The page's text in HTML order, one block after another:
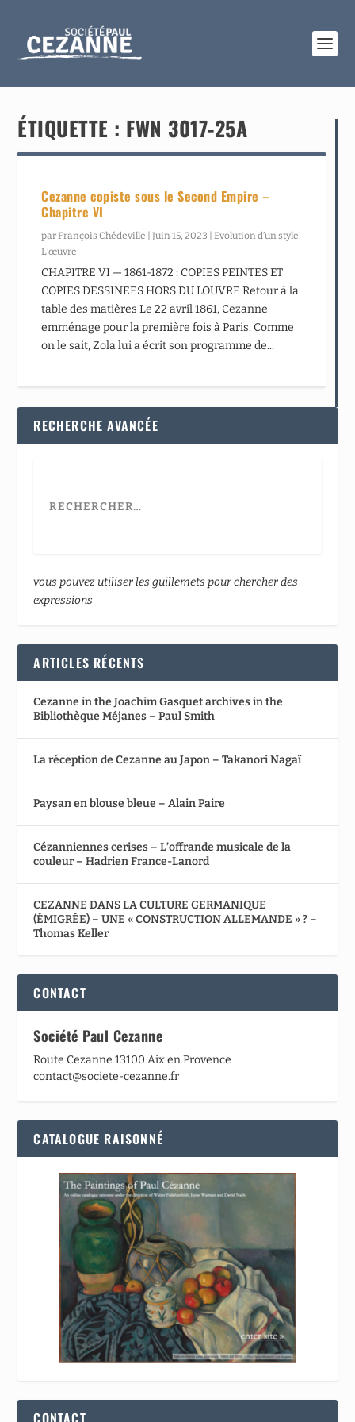
ÉTIQUETTE : FWN 3017-25A
Cezanne copiste sous le Second Empire –
Chapitre VI
parFrançois Chédeville |Juin 15, 2023 |Evolution d’un style,
L’œuvre
CHAPITRE VI — 1861-1872 : COPIES PEINTES ET
COPIES DESSINEES HORS DU LOUVRE Retour à la
table des matières Le 22 avril 1861, Cezanne
emménage pour la première fois à Paris. Comme
on le sait, Zola lui a écrit son programme de...
RECHERCHE AVANCÉE
vous pouvez utiliser les guillemets pour chercher des
expressions
ARTICLES RÉCENTS
Cezanne in the Joachim Gasquet archives in the
Bibliothèque Méjanes – Paul Smith
La réception de Cezanne au Japon – Takanori Nagaï
Paysan en blouse bleue – Alain Paire
Cézanniennes cerises – L’offrande musicale de la
couleur – Hadrien France-Lanord
CEZANNE DANS LA CULTURE GERMANIQUE
(ÉMIGRÉE) – UNE « CONSTRUCTION ALLEMANDE » ? –
Thomas Keller
CONTACT
Société Paul Cezanne
Route Cezanne 13100 Aix en Provence
contact@societe-cezanne.fr
CATALOGUE RAISONNÉ
CONTACT